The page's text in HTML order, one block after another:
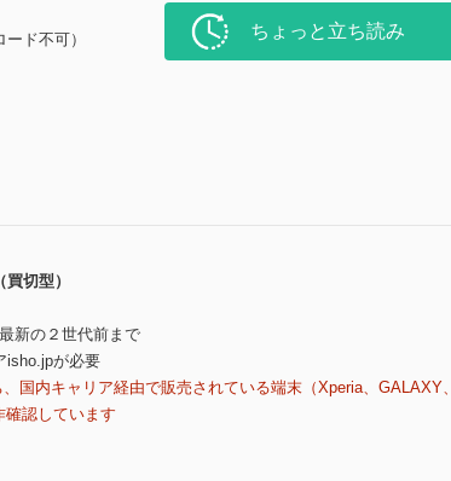
ド不可） ちょっと立ち読み
切型）
新の２世代前まで
isho.jpが必要
国内キャリア経由で販売されている端末（Xperia、GALAXY、
確認しています